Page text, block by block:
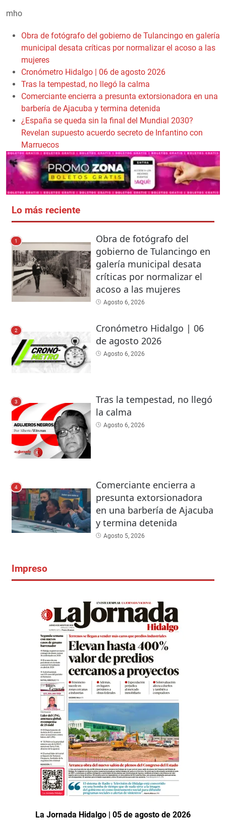
mho
Obra de fotógrafo del gobierno de Tulancingo en galería
municipal desata críticas por normalizar el acoso a las
mujeres
Cronómetro Hidalgo | 06 de agosto 2026
Tras la tempestad, no llegó la calma
Comerciante encierra a presunta extorsionadora en una
barbería de Ajacuba y termina detenida
¿España se queda sin la final del Mundial 2030?
Revelan supuesto acuerdo secreto de Infantino con
Marruecos
Lo más reciente
1
Obra de fotógrafo del
gobierno de Tulancingo en
galería municipal desata
críticas por normalizar el
acoso a las mujeres
Agosto 6, 2026
2
Cronómetro Hidalgo | 06
de agosto 2026
Agosto 6, 2026
3
Tras la tempestad, no llegó
la calma
Agosto 6, 2026
4
Comerciante encierra a
presunta extorsionadora
en una barbería de Ajacuba
y termina detenida
Agosto 5, 2026
Impreso
La Jornada Hidalgo | 05 de agosto de 2026